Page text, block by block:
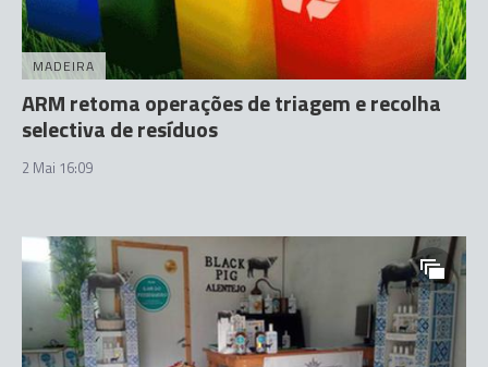
MADEIRA
ARM retoma operações de triagem e recolha
selectiva de resíduos
2 Mai 16:09